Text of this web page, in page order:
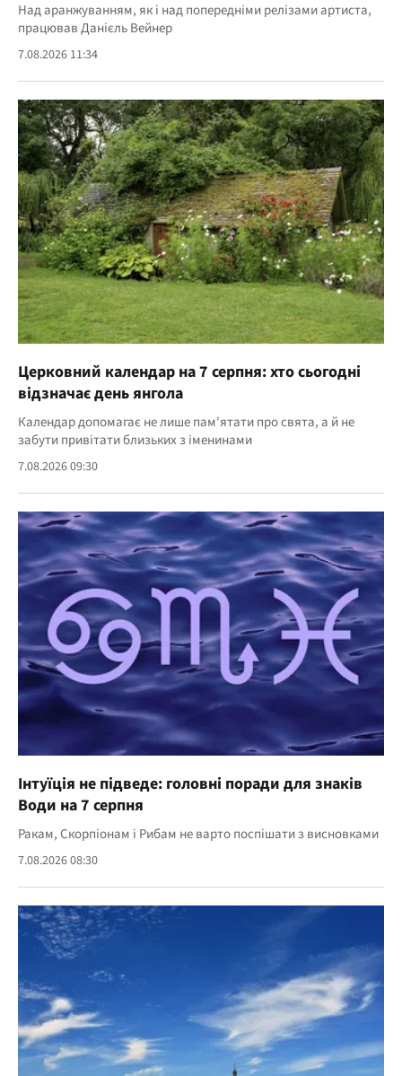
Над аранжуванням, як і над попередніми релізами артиста,
працював Данієль Вейнер
7.08.2026 11:34
Церковний календар на 7 серпня: хто сьогодні
відзначає день янгола
Календар допомагає не лише пам'ятати про свята, а й не
забути привітати близьких з іменинами
7.08.2026 09:30
Інтуїція не підведе: головні поради для знаків
Води на 7 серпня
Ракам, Скорпіонам і Рибам не варто поспішати з висновками
7.08.2026 08:30